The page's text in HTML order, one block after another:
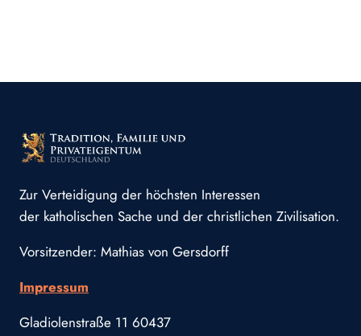
Zur Verteidigung der höchsten Interessen
der katholischen Sache und der christlichen Zivilisation.
Vorsitzender: Mathias von Gersdorff
Impressum
Gladiolenstraße 11 60437